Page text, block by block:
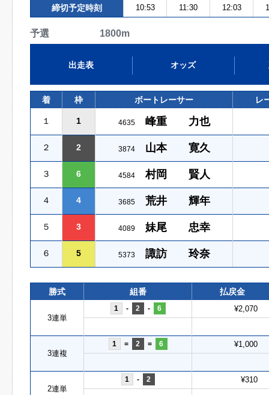
締切予定時刻 10:53 11:30 12:03
予選 1800m
出走表 オッズ
着 枠 ボートレーサー レ
１ 1 4635 峰重 力也
２ 2 3874 山本 寛久
３ 6 4584 村岡 賢人
４ 4 3685 荒井 輝年
５ 3 4089 妹尾 忠幸
６ 5 5373 諏訪 玲奈
勝式 組番 払戻金
3連単
1 - 2 - 6 ¥2,070
3連複
1 = 2 = 6 ¥1,000
2連単
1 - 2 ¥310